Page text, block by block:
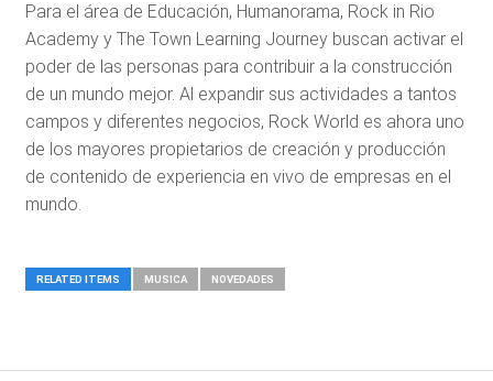
Para el área de Educación, Humanorama, Rock in Rio
Academy y The Town Learning Journey buscan activar el
poder de las personas para contribuir a la construcción
de un mundo mejor. Al expandir sus actividades a tantos
campos y diferentes negocios, Rock World es ahora uno
de los mayores propietarios de creación y producción
de contenido de experiencia en vivo de empresas en el
mundo.
RELATED ITEMS MUSICA NOVEDADES